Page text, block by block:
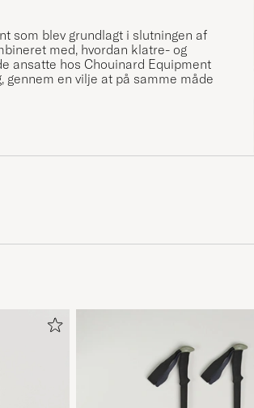
som blev grundlagt i slutningen af
med, hvordan klatre- og
ansatte hos Chouinard Equipment
en vilje at på samme måde